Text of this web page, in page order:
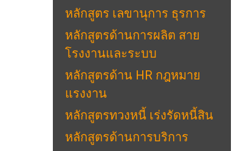
หลักสูตร เลขานุการ ธุรการ
หลักสูตรด้านการผลิต สาย
โรงงานและระบบ
หลักสูตรด้าน HR กฎหมาย
แรงงาน
หลักสูตรทวงหนี้ เร่งรัดหนี้สิน
หลักสูตรด้านการบริการ